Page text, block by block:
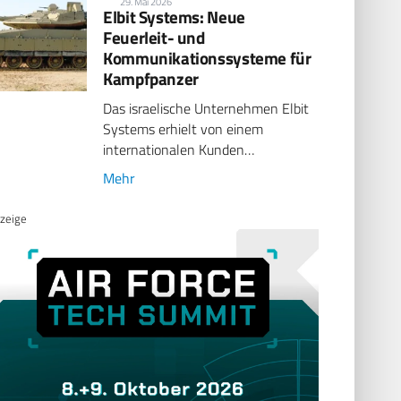
Elbit Systems: Neue
Feuerleit- und
Kommunikationssysteme für
Kampfpanzer
Das israelische Unternehmen Elbit
Systems erhielt von einem
internationalen Kunden…
Mehr